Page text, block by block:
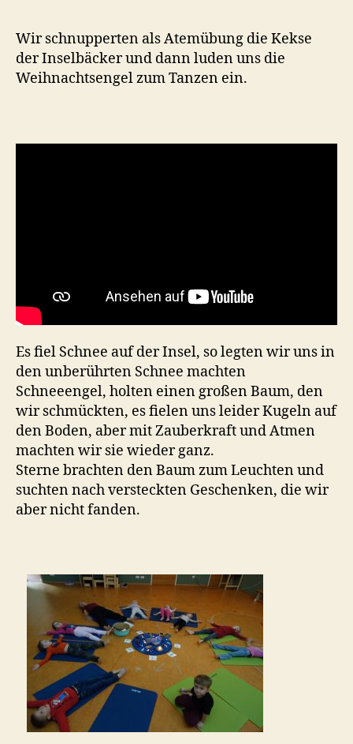
Wir schnupperten als Atemübung die Kekse
der Inselbäcker und dann luden uns die
Weihnachtsengel zum Tanzen ein.
Es fiel Schnee auf der Insel, so legten wir uns in
den unberührten Schnee machten
Schneeengel, holten einen großen Baum, den
wir schmückten, es fielen uns leider Kugeln auf
den Boden, aber mit Zauberkraft und Atmen
machten wir sie wieder ganz.
Sterne brachten den Baum zum Leuchten und
suchten nach versteckten Geschenken, die wir
aber nicht fanden.